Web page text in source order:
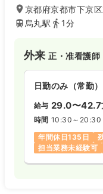
全国15院｜創業8年｜
選ばれてきた美容クリ
ひとりに寄り添う丁
サービスの両面から
指しています。
● 阪急京都線「烏丸
● 阪急京都線「河原
● 地下鉄烏丸線「四
駅からのアクセスも
京都府京都市下京
烏丸駅
1分
外来正・准看護師
日勤のみ（常勤）
給与 29.0〜42.7
時間 10:30～20:30
年間休日135日
担当業務未経験可